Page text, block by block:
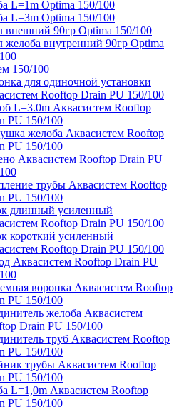
L=1m Optima 150/100
L=3m Optima 150/100
внешний 90гр Optima 150/100
желоба внутренний 90гр Optima
150/100
для одиночной установки
Rooftop Drain PU 150/100
L=3.0m Аквасистем Rooftop
PU 150/100
желоба Аквасистем Rooftop
PU 150/100
Аквасистем Rooftop Drain PU
трубы Аквасистем Rooftop
PU 150/100
длинный усиленный
Rooftop Drain PU 150/100
короткий усиленный
Rooftop Drain PU 150/100
Аквасистем Rooftop Drain PU
воронка Аквасистем Rooftop
PU 150/100
желоба Аквасистем
Drain PU 150/100
труб Аквасистем Rooftop
PU 150/100
трубы Аквасистем Rooftop
PU 150/100
L=1,0m Аквасистем Rooftop
PU 150/100